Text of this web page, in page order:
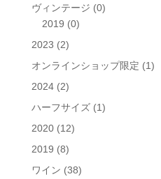
ヴィンテージ (0)
2019 (0)
2023 (2)
オンラインショップ限定 (1)
2024 (2)
ハーフサイズ (1)
2020 (12)
2019 (8)
ワイン (38)